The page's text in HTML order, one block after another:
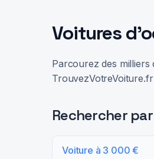
Voitures
Parcourez des
Rechercher
Voiture à 3 000 €